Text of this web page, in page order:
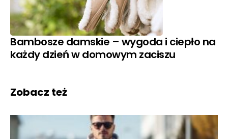
Bambosze damskie – wygoda i ciepło na
każdy dzień w domowym zaciszu
Zobacz też